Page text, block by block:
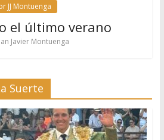
JJ Montuenga
el último verano
Javier Montuenga
Suerte